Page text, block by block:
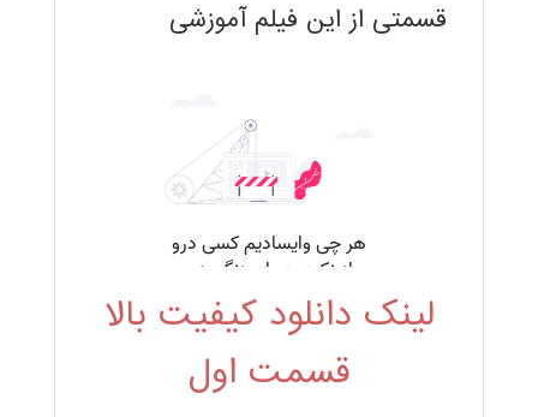
قسمتی از این فیلم آموزشی
لینک دانلود کیفیت بالا
قسمت اول